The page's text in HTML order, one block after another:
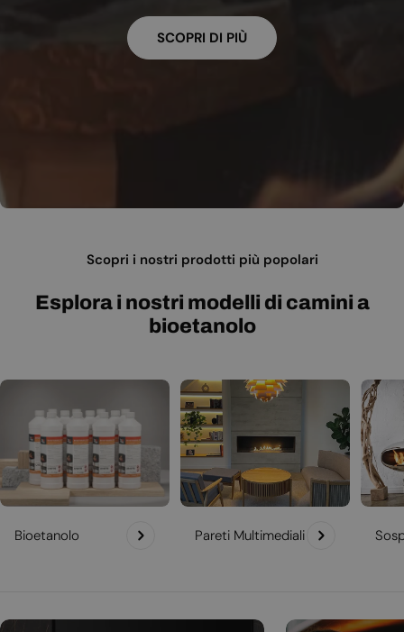
SCOPRI DI PIÙ
Scopri i nostri prodotti più popolari
Esplora i nostri modelli di camini a
bioetanolo
Bioetanolo Pareti Multimediali